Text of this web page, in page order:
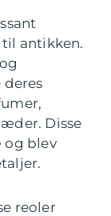
antikken.
Disse
og blev
reoler